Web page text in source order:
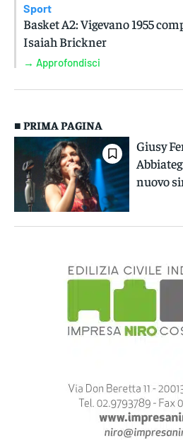
Sport
Basket A2: Vigevano 1955
Isaiah Brickner
→ Approfondisci
■ PRIMA PAGINA
Giusy
nuovo